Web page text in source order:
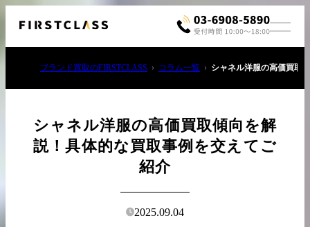
03-6908-5890
ブランド買取のFIRSTCLASS コラム一覧 シャネル洋服の高価買取
シャネル洋服の高価買取傾向を解
説！具体的な買取事例を交えてご
紹介
2025.09.04